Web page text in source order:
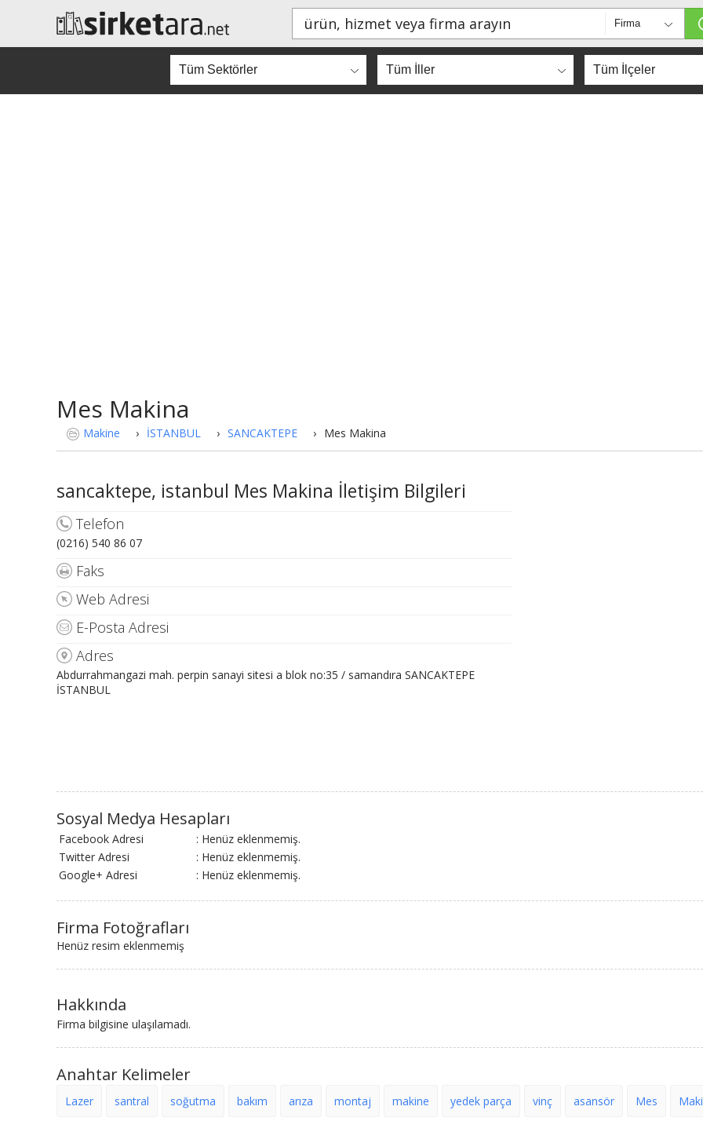
Mes Makina
Makine › İSTANBUL › SANCAKTEPE › Mes Makina
sancaktepe, istanbul Mes Makina İletişim Bilgileri
Telefon
(0216) 540 86 07
Faks
Web Adresi
E-Posta Adresi
Adres
Abdurrahmangazi mah. perpin sanayi sitesi a blok no:35 / samandıra SANCAKTEPE
İSTANBUL
Sosyal Medya Hesapları
Facebook Adresi
: Henüz eklenmemiş.
Twitter Adresi
: Henüz eklenmemiş.
Google+ Adresi
: Henüz eklenmemiş.
Firma Fotoğrafları
Henüz resim eklenmemiş
Hakkında
Firma bilgisine ulaşılamadı.
Anahtar Kelimeler
Lazer santral soğutma bakım arıza montaj makine yedek parça vinç asansör Mes